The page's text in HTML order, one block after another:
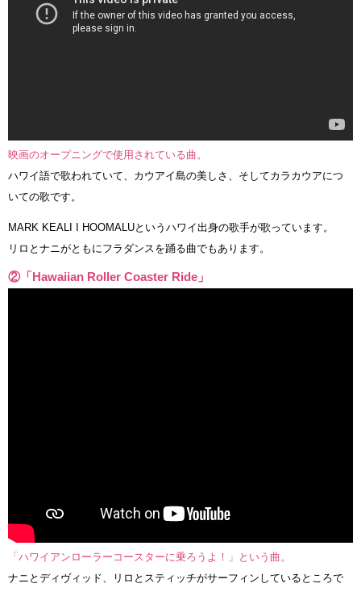
映画のオープニングで使用されている曲。
ハワイ語で歌われていて、カウアイ島の美しさ、そしてカラカウアにつ
いての歌です。
MARK KEALI I HOOMALUというハワイ出身の歌手が歌っています。
リロとナニがともにフラダンスを踊る曲でもあります。
②「Hawaiian Roller Coaster Ride」
「ハワイアンローラーコースターに乗ろうよ！」という曲。
ナニとディヴィッド、リロとスティッチがサーフィンしているところで